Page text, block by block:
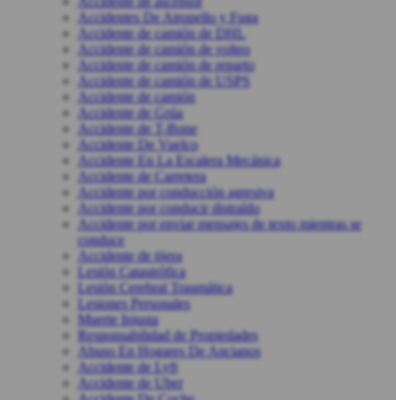
Accidentes De Atropello y Fuga
Accidente de camión de DHL
Accidente de camión de volteo
Accidente de camión de reparto
Accidente de camión de USPS
Accidente de camión
Accidente de Grúa
Accidente de T-Bone
Accidente De Vuelco
Accidente En La Escalera Mecánica
Accidente de Carretera
Accidente por conducción agresiva
Accidente por conducir distraído
Accidente por enviar mensajes de texto mientras se
conduce
Accidente de tijera
Lesión Catastrófica
Lesión Cerebral Traumática
Lesiones Personales
Muerte Injusta
Responsabilidad de Propiedades
Abuso En Hogares De Ancianos
Accidente de Lyft
Accidente de Uber